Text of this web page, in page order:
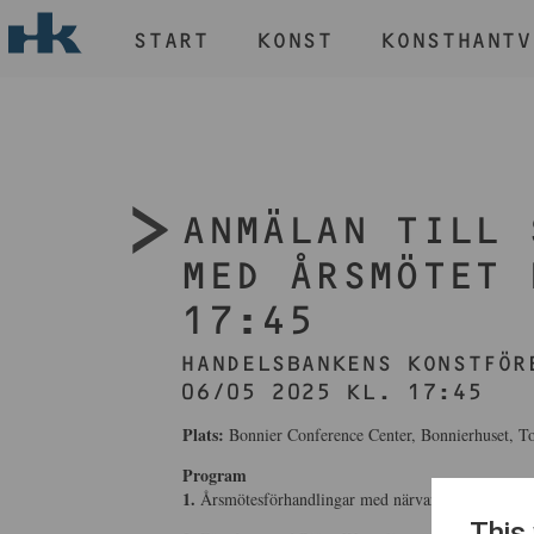
START KONST
EVENEMANG
OM
MEDLEM
ANMÄLAN TILL
MED
17:45
HANDELSBANKENS
06/05 2025 KL. 17:45
Plats: Bonnier Conference Center, Bonnierhuset,
Program
1. Årsmötesförhandlingar med närvarolotteri –